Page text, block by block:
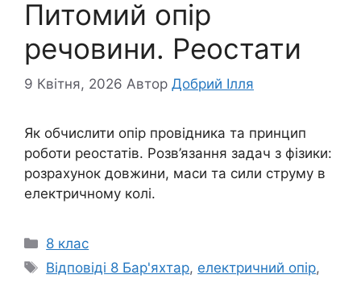
Питомий опір
речовини. Реостати
9 Квітня, 2026 Автор Добрий Ілля
Як обчислити опір провідника та принцип
роботи реостатів. Розв’язання задач з фізики:
розрахунок довжини, маси та сили струму в
електричному колі.
Категорії
8 клас
Позначки
Відповіді 8 Бар'яхтар, електричний опір,